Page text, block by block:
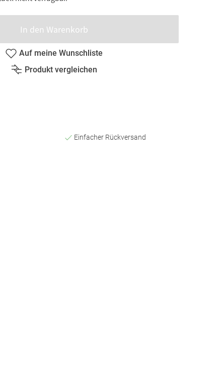
In den Warenkorb
Auf meine Wunschliste
Produkt vergleichen
Einfacher Rückversand